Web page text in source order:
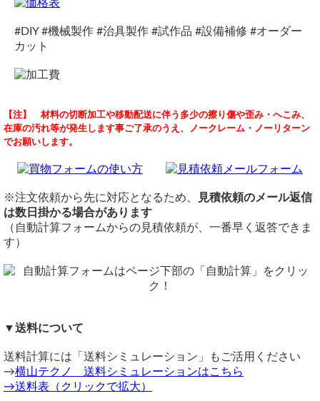
#DIY #機械製作 #治具製作 #試作品 #設備補修 #オーダー
カット
アルミ製板（材質5052）薄板(0.8～2.5mm厚)の希望寸法での
切り売りです。
アルミ材の中でも最も一般的なA5052・アルミマグネシウム
合金（Al-Mg系）。耐食性、成形性、耐海水性、および溶接
性に優れています。
軽くて（重量は鉄製の1/3）お年寄りや女性にも扱い楽々。
錆びないのでいつまでも綺麗です。
アルミの放熱性利用を活かしたペットの避暑用床材に！その
他一般構造材や機械材料、DIY材など、様々な用途に活躍し
ています。
A5052板（生地材）その他の板厚はこちら→ 0.5～0.6㎜
重量1.0kg当りの基準単価2,500円（単価倍率1.00）税込
ただし板厚みにより単価倍率が違います。
注意事項
アルミ板の模様は目の向きとしては扱いません（切断方向の
アルミ板(A5052)薄板（0.8～2.5mm）
材質
アルミマグネシウム合金板(A5052)
片面保護シート付き
1,000mm×2,000mm
1,250mm×2,500mm
※定尺(1000x2000mm)はシャーリング切断品となっているた
め、一辺が1000mmまたは2000mmでご注文の場合、シャー
リング切断部分が含まれます。
その場合シャーリング切断の影響で
水平面に多少の歪が生じ
シャーリング切断費：300円/枚～
※シャーリング切断の場合、細幅切断時にねじれ・反りが生
じますのでご注意ください。
※小サイズ切断はバリ取りなしとなる場合があります。
（ 2026/07/23 ）
アルミ薄板切り売りについて、
自動計算フォームにて
厚み1ｍｍ 幅25ｍｍ 縦2500ｍｍ
４本と入力すると6560円＋送料7100円と出ますが
アルミ板の1.0mm厚は最大定尺1250ｘ2500ですので、最長
2500mmまでは切断可能です。
横山テクノ（ 2026/07/24 ）
寸法誤差
（ 2026/06/08 ）
横175mm 縦270mmの平板を注文したいのですが、使用の都合上横
幅のみ(175mmの部分) +0mm～-1.5mm 程度の誤差にて切り出し可能
でしようか
【注】 材料の切断加工や移動配送に伴う多少の擦り傷や歪み・へこみ、
在庫の汚れ等が発生します事ご了承のうえ、ノークレーム・ノーリターン
でお願いします。
※注文依頼から先に対応となるため、
見積依頼のメール返信
は数日掛かる場合があります
（自動計算フォームからの見積依頼が、一番早く返答できま
す）
▼送料について
送料計算には「送料シミュレーション」もご活用ください
→横山テクノ 送料シミュレーションはこちら
→送料表（クリックで拡大）